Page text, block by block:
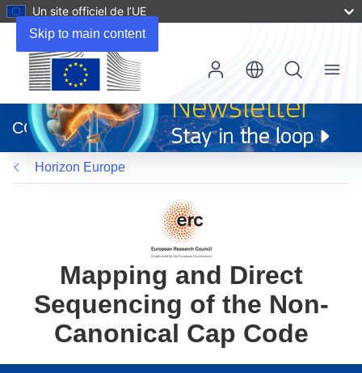
Skip to main content
Un site officiel de l’UE
dans
une
nouvelle
fenêtre)
CORDIS
Menu
Horizon Europe
Mapping and Direct
Sequencing of the Non-
Canonical Cap Code